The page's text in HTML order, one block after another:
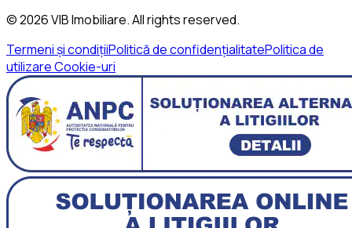
©2026VIB Imobiliare. All rights reserved.
Termeni și condițiiPolitică de confidențialitatePolitica de
utilizare Cookie-uri